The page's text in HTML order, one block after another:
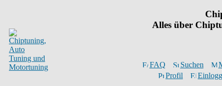
Alles über
FAQ Suchen
Profil